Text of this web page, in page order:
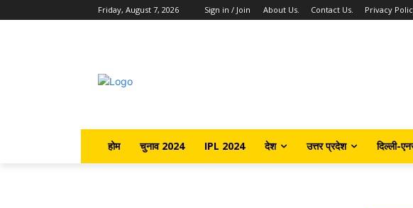
Friday, August 7, 2026 Sign in / Join About Us. Contact Us. Privacy
होम चुनाव 2024 IPL 2024 देश उत्तर प्रदेश दिल्ली-